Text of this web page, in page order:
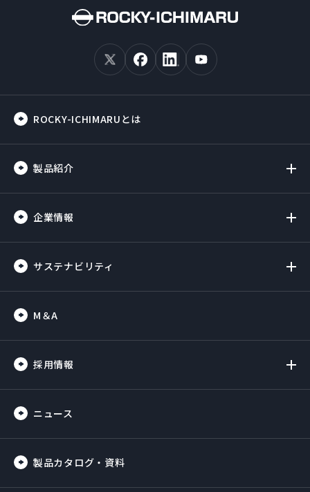
ROCKY-ICHIMARUとは
製品紹介
企業情報
サステナビリティ
M＆A
採用情報
ニュース
製品カタログ・資料